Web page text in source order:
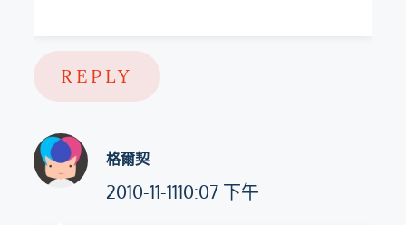
REPLY
格爾契
2010-11-1110:07 下午